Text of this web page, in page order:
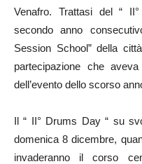
Venafro. Trattasi del “
secondo anno
Session School” della
partecipazione che
dell’evento dello scorso
Il “ II° Drums Day “ su
domenica 8 dicembre,
invaderanno il corso